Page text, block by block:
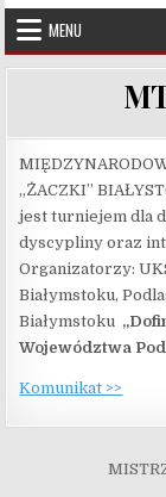
MENU
„ŻACZKI”
jest turniejem dla
dyscypliny oraz
Organizatorzy:
Białymstoku,
Białymstoku
Województwa
Komunikat >>